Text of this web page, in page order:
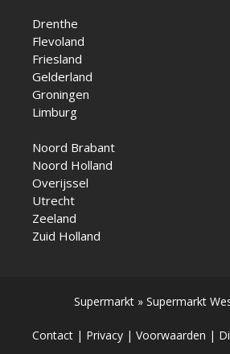
Drenthe
Flevoland
Friesland
Gelderland
Groningen
Limburg
Noord Brabant
Noord Holland
Overijssel
Utrecht
Zeeland
Zuid Holland
Supermarkt » Supermarkt
Contact| Privacy| Voorwaarden |